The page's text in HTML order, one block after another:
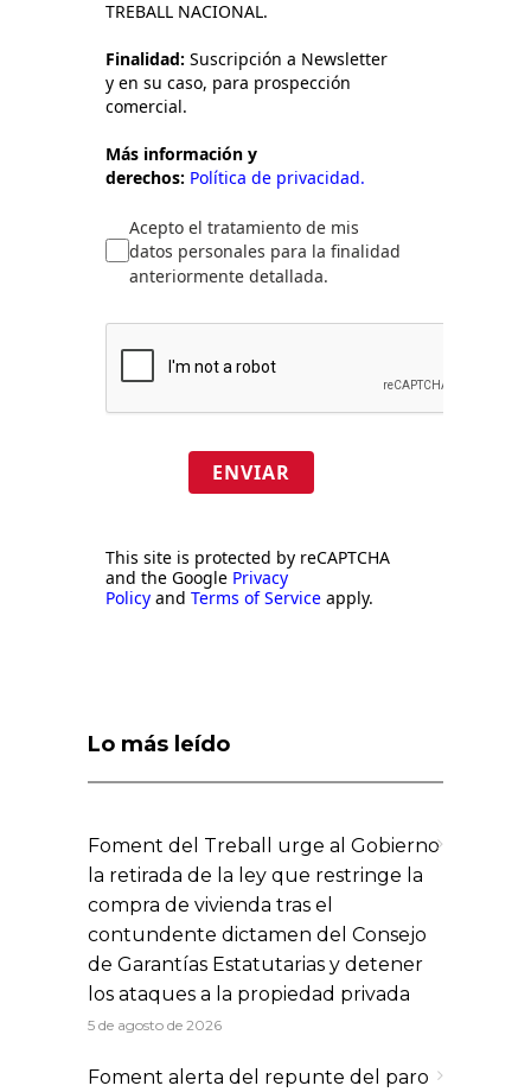
TREBALL NACIONAL.
Finalidad: Suscripción a Newsletter
y en su caso, para prospección
comercial.
Más información y
derechos: Política de privacidad.
Acepto el tratamiento de mis
datos personales para la finalidad
anteriormente detallada.
ENVIAR
This site is protected by reCAPTCHA
and the Google Privacy
Policy and Terms of Service apply.
Lo más leído
Foment del Treball urge al Gobierno
la retirada de la ley que restringe la
compra de vivienda tras el
contundente dictamen del Consejo
de Garantías Estatutarias y detener
los ataques a la propiedad privada
5 de agosto de 2026
Foment alerta del repunte del paro